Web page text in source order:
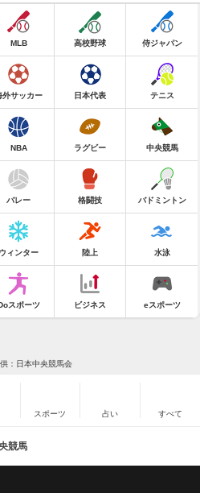
MLB 高校野球 侍ジャパン
外サッカー 日本代表 テニス
NBA ラグビー 中央競馬
バレー 格闘技 バドミントン
ウィンター 陸上 水泳
スポーツ ビジネス eスポーツ
：日本中央競馬会
スポーツ 占い すべて
競馬